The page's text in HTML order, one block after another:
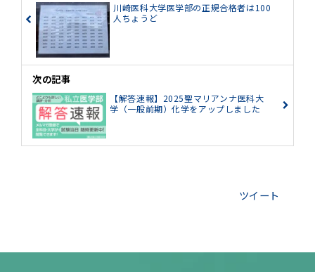
川崎医科大学医学部の正規合格者は100
人ちょうど
次の記事
【解答速報】2025聖マリアンナ医科大
学（一般前期）化学をアップしました
ツイート